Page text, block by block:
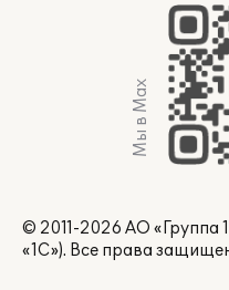
Мы в Max
© 2011-2026 АО
«1С»). Все права